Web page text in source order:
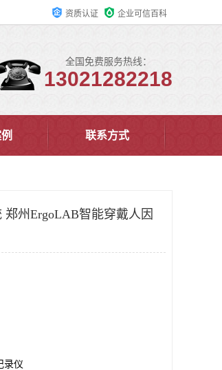
资质认证 企业可信百科
全国免费服务热线：
13021282218
联系方式
州ErgoLAB智能穿戴人因
录仪